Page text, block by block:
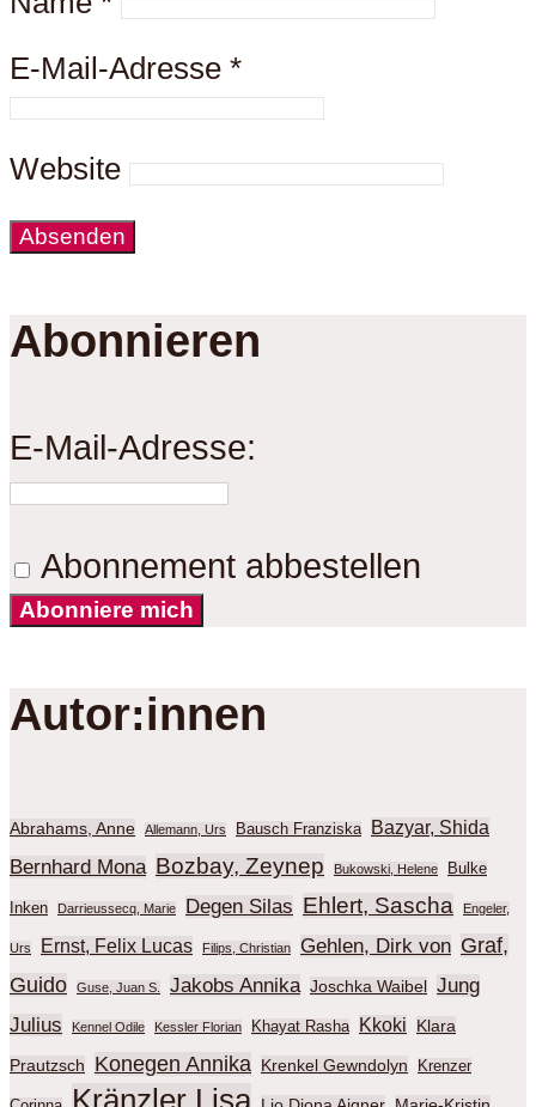
E-Mail-Adresse *
Website
Abonnieren
E-Mail-Adresse:
Abonnement abbestellen
Abonniere mich
Autor:innen
Abrahams, Anne Allemann, Urs Bausch Franziska Bazyar, Shida
Bernhard Mona Bozbay, Zeynep Bukowski, Helene Bulke
Inken Darrieussecq, Marie Degen Silas Ehlert, Sascha Engeler,
Urs Ernst, Felix Lucas Filips, Christian Gehlen, Dirk von Graf,
Guido
Guse, Juan S. Jakobs Annika Joschka Waibel Jung
Julius
Kennel Odile Kessler Florian Khayat Rasha Kkoki Klara
Prautzsch Konegen Annika Krenkel Gewndolyn Krenzer
Kränzler Lisa